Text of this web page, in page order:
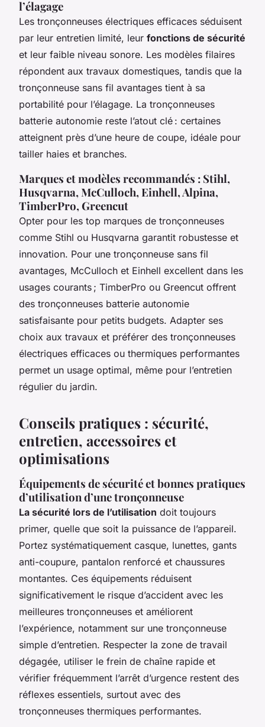
l’élagage
Les tronçonneuses électriques efficaces séduisent
par leur entretien limité, leur fonctions de sécurité
et leur faible niveau sonore. Les modèles filaires
répondent aux travaux domestiques, tandis que la
tronçonneuse sans fil avantages tient à sa
portabilité pour l’élagage. La tronçonneuses
batterie autonomie reste l’atout clé : certaines
atteignent près d’une heure de coupe, idéale pour
tailler haies et branches.
Marques et modèles recommandés : Stihl,
Husqvarna, McCulloch, Einhell, Alpina,
TimberPro, Greencut
Opter pour les top marques de tronçonneuses
comme Stihl ou Husqvarna garantit robustesse et
innovation. Pour une tronçonneuse sans fil
avantages, McCulloch et Einhell excellent dans les
usages courants ; TimberPro ou Greencut offrent
des tronçonneuses batterie autonomie
satisfaisante pour petits budgets. Adapter ses
choix aux travaux et préférer des tronçonneuses
électriques efficaces ou thermiques performantes
permet un usage optimal, même pour l’entretien
régulier du jardin.
Conseils pratiques : sécurité,
entretien, accessoires et
optimisations
Équipements de sécurité et bonnes pratiques
d’utilisation d’une tronçonneuse
La sécurité lors de l’utilisation doit toujours
primer, quelle que soit la puissance de l’appareil.
Portez systématiquement casque, lunettes, gants
anti-coupure, pantalon renforcé et chaussures
montantes. Ces équipements réduisent
significativement le risque d’accident avec les
meilleures tronçonneuses et améliorent
l’expérience, notamment sur une tronçonneuse
simple d’entretien. Respecter la zone de travail
dégagée, utiliser le frein de chaîne rapide et
vérifier fréquemment l’arrêt d’urgence restent des
réflexes essentiels, surtout avec des
tronçonneuses thermiques performantes.